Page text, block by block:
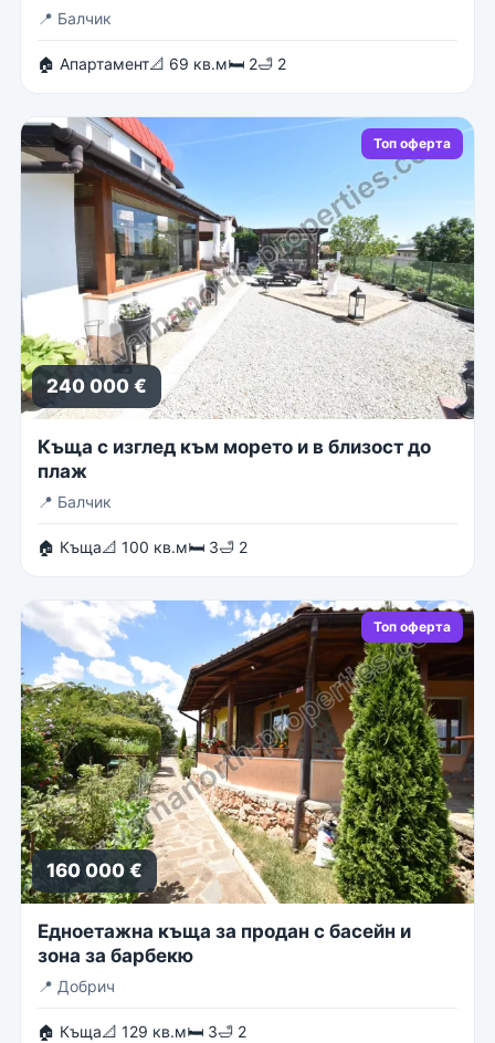
📍 Балчик
🏠 Апартамент📐 69 кв.м🛏 2🛁 2
Топ оферта
240 000 €
Къща с изглед към морето и в близост до
плаж
📍 Балчик
🏠 Къща📐 100 кв.м🛏 3🛁 2
Топ оферта
160 000 €
Едноетажна къща за продан с басейн и
зона за барбекю
📍 Добрич
🏠 Къща📐 129 кв.м🛏 3🛁 2